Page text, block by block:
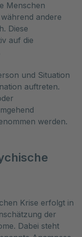
Menschen
andere
Diese
auf die
und Situation
auftreten.
werden.
Krise erfolgt in
der
Dabei steht